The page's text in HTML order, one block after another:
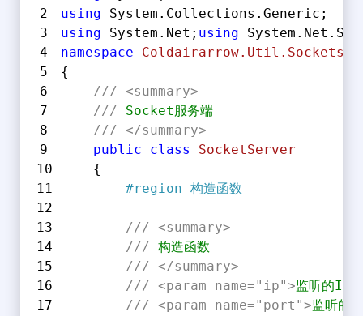
using System.Collections.Generic;
using System.Net; using
namespace
Coldairarrow.Util.Sockets
{
/// <summary>
/// Socket服务端
/// </summary>
public
class
SocketServer
    {
#region 构造函数
/// <summary>
/// 构造函数
/// </summary>
/// <param name="ip">监听的IP
/// <param name="port">监听的